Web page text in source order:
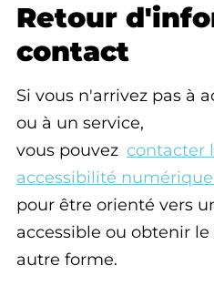
Retour
contact
Si vous n'arrivez pas à
ou à un service,
vous pouvez contacter
accessibilité
pour être orienté vers
accessible ou obtenir
autre forme.